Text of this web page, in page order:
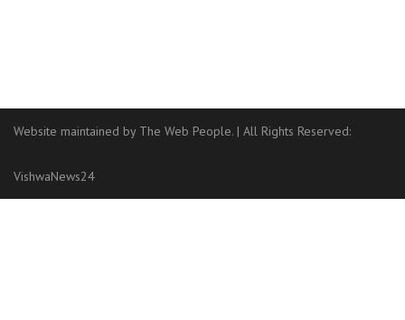
Website maintained by The Web People. | All Rights Reserved:
VishwaNews24